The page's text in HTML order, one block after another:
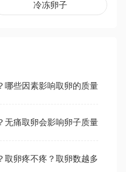
冷冻卵子
些因素影响取卵的质量？
痛取卵会影响卵子质量吗？
取卵疼不疼？取卵数越多越好吗